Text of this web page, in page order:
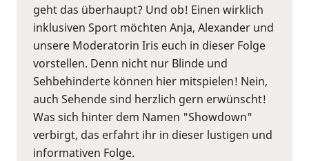
geht das überhaupt? Und ob! Einen wirklich
inklusiven Sport möchten Anja, Alexander und
unsere Moderatorin Iris euch in dieser Folge
vorstellen. Denn nicht nur Blinde und
Sehbehinderte können hier mitspielen! Nein,
auch Sehende sind herzlich gern erwünscht!
Was sich hinter dem Namen "Showdown"
verbirgt, das erfahrt ihr in dieser lustigen und
informativen Folge.